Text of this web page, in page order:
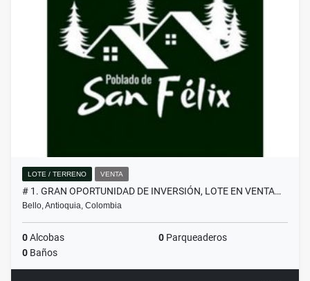
LOTE / TERRENO VENTA
# 1. GRAN OPORTUNIDAD DE INVERSIÓN, LOTE EN VENTA…
Bello, Antioquia, Colombia
0Alcobas 0 Parqueaderos
0 Baños